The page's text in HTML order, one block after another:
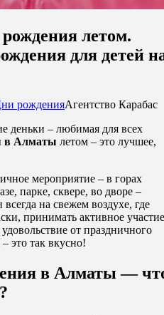
летом.
для детей
рожденияАгентство Карабас
деньки – любимая для всех
в Алматы летом – это лучшее,
мероприятие – в горах
парке, сквере, во дворе –
на свежем воздухе, где
принимать активное участие
от праздничного
это так вкусно!
в Алматы —